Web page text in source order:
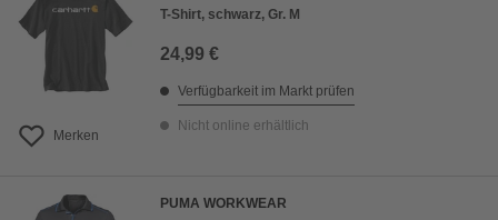
Merken
T-Shirt, schwarz, Gr. M
24,99 €
Verfügbarkeit im Markt prüfen
Nicht online erhältlich
PUMA WORKWEAR